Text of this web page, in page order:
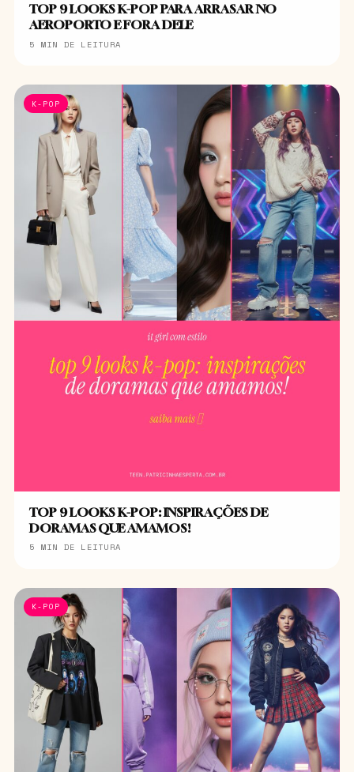
TOP 9 LOOKS K-POP PARA ARRASAR NO
AEROPORTO E FORA DELE
5 MIN DE LEITURA
K-POP
TOP 9 LOOKS K-POP: INSPIRAÇÕES DE
DORAMAS QUE AMAMOS!
5 MIN DE LEITURA
K-POP